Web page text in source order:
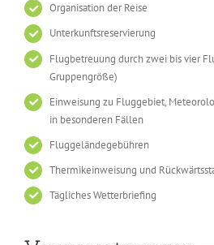
Organisation der Reise
Unterkunftsreservierung
Flugbetreuung durch zwei bis vier
Gruppengröße)
Einweisung zu Fluggebiet,
in besonderen Fällen
Fluggeländegebühren
Thermikeinweisung und
Tägliches Wetterbriefing